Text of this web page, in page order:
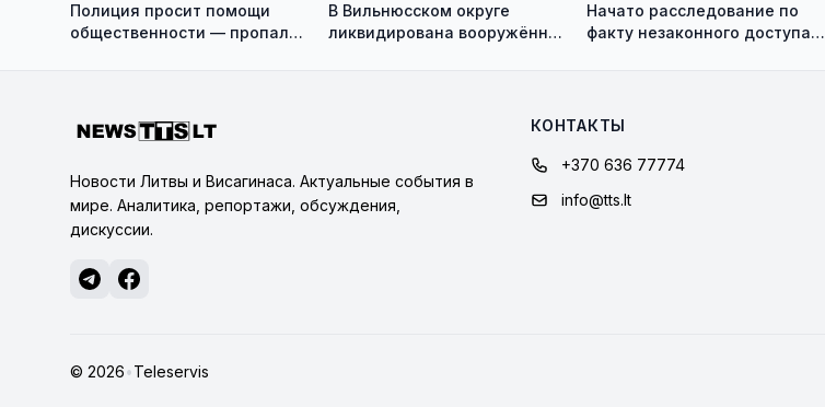
Полиция просит помощи
общественности — пропал
В Вильнюсском округе
ликвидирована вооружённая
Начато расследование по
факту незаконного доступа к
Новости Литвы и Висагинаса. Актуальные события в
мире. Аналитика, репортажи, обсуждения,
дискуссии.
КОНТАКТЫ
+370 636 77774
info@tts.lt
© 2026•Teleservis